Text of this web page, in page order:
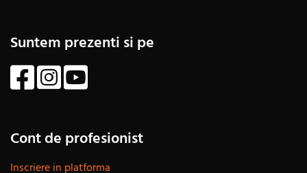
Suntem prezenti si pe
Cont de profesionist
Inscriere in platforma